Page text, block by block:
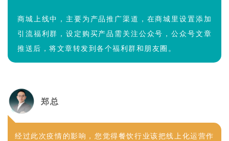
商城上线中，主要为产品推广渠道，在商城里设置添加
引流福利群，设定购买产品需关注公众号，公众号文章
推送后，将文章转发到各个福利群和朋友圈。
郑总
经过此次疫情的影响，您觉得餐饮行业该把线上化运营作